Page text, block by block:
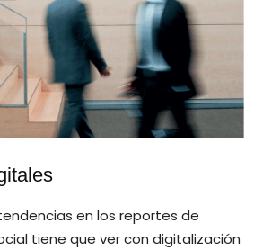
en los reportes de
tiene que ver con digitalización